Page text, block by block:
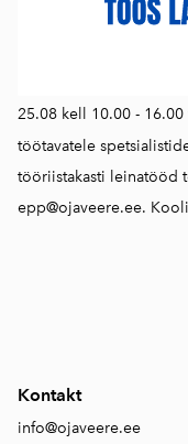
25.08 kell 10.00 -
töötavatele
tööriistakasti leinatööd
epp@ojaveere.ee.
Kontakt
info@ojaveere.ee